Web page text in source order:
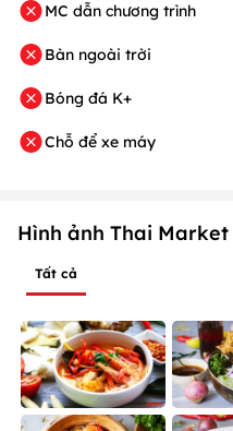
MC dẫn chương trình
Bàn ngoài trời
Bóng đá K+
Chỗ để xe máy
Hình ảnh Thai
Tất cả